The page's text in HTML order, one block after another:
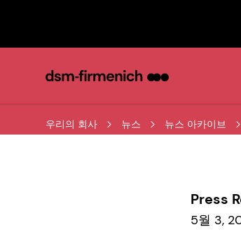
우리의 회사 뉴스 뉴스 아카이브
Press
5월 3,